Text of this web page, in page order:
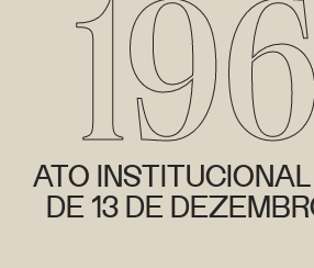
ATO
DE 13 DE